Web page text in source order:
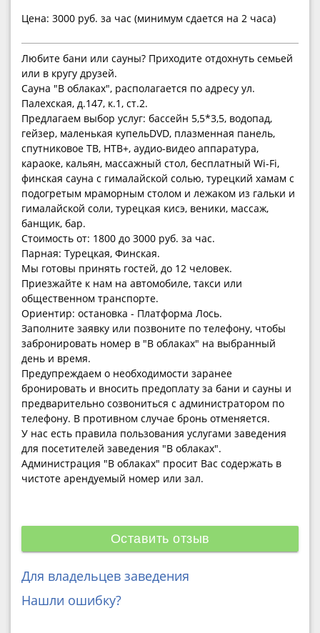
Цена: 3000 руб. за час (минимум сдается на 2 часа)
Любите бани или сауны? Приходите отдохнуть семьей
или в кругу друзей.
Сауна "В облаках", располагается по адресу ул.
Палехская, д.147, к.1, ст.2.
Предлагаем выбор услуг: бассейн 5,5*3,5, водопад,
гейзер, маленькая купельDVD, плазменная панель,
спутниковое ТВ, НТВ+, аудио-видео аппаратура,
караоке, кальян, массажный стол, бесплатный Wi-Fi,
финская сауна с гималайской солью, турецкий хамам с
подогретым мраморным столом и лежаком из гальки и
гималайской соли, турецкая кисэ, веники, массаж,
банщик, бар.
Стоимость от: 1800 до 3000 руб. за час.
Парная: Турецкая, Финская.
Мы готовы принять гостей, до 12 человек.
Приезжайте к нам на автомобиле, такси или
общественном транспорте.
Ориентир: остановка - Платформа Лось.
Заполните заявку или позвоните по телефону, чтобы
забронировать номер в "В облаках" на выбранный
день и время.
Предупреждаем о необходимости заранее
бронировать и вносить предоплату за бани и сауны и
предварительно созвониться с администратором по
телефону. В противном случае бронь отменяется.
У нас есть правила пользования услугами заведения
для посетителей заведения "В облаках".
Администрация "В облаках" просит Вас содержать в
чистоте арендуемый номер или зал.
Оставить отзыв
Для владельцев заведения
Нашли ошибку?